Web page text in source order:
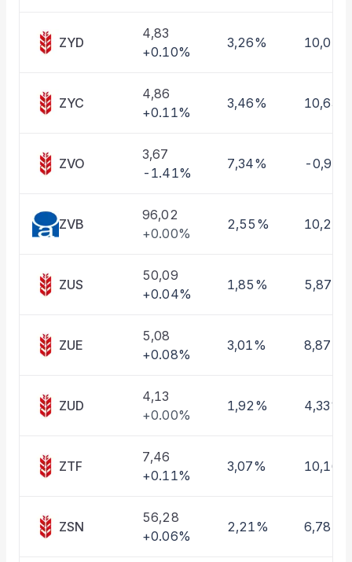
Fiyat Endeks Değişimi
ZYD
4,83
+0.10%
3,26% 10,01%
ZYC
4,86
+0.11%
3,46% 10,63%
ZVO
3,67
-1.41%
7,34% -0,97%
ZVB
96,02
+0.00%
2,55%
ZUS
50,09
+0.04%
1,85% 5,87%
ZUE
5,08
+0.08%
3,01% 8,87%
ZUD
4,13
+0.00%
1,92% 4,33%
ZTF
7,46
+0.11%
3,07% 10,16%
ZSN
56,28
+0.06%
2,21% 6,78%